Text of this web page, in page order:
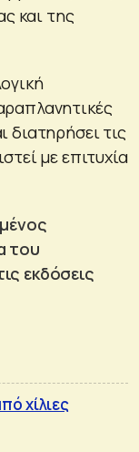
και της
διατηρήσει τις
με επιτυχία
του
εκδόσεις
χίλιες